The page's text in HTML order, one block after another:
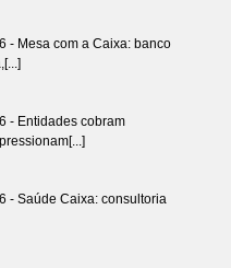
- Mesa com a Caixa: banco
- Entidades cobram
- Saúde Caixa: consultoria